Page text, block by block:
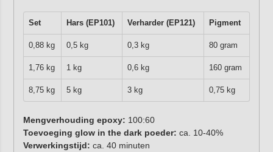
Set Hars (EP101) Verharder (EP121) Pigment
0,88 kg 0,5 kg 0,3 kg 80 gram
1,76 kg 1 kg 0,6 kg 160 gram
8,75 kg 5 kg 3 kg 0,75 kg
Mengverhouding epoxy: 100:60
Toevoeging glow in the dark poeder: ca. 10-40%
Verwerkingstijd: ca. 40 minuten